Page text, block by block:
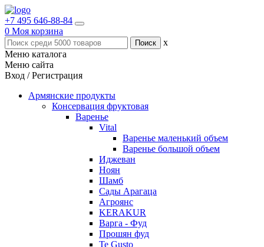
+7 495 646-88-84
0 Моя корзина
x
Меню каталога
Меню сайта
Вход / Регистрация
Армянские продукты
Консервация фруктовая
Варенье
Vital
Варенье маленький объем
Варенье большой объем
Иджеван
Ноян
Шамб
Сады Арагаца
Агроянс
KERAKUR
Варга - Фуд
Прошян фуд
Te Gusto